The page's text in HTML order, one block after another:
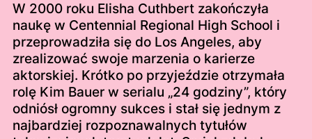
W 2000 roku Elisha Cuthbert zakończyła
naukę w Centennial Regional High School i
przeprowadziła się do Los Angeles, aby
zrealizować swoje marzenia o karierze
aktorskiej. Krótko po przyjeździe otrzymała
rolę Kim Bauer w serialu „24 godziny”, który
odniósł ogromny sukces i stał się jednym z
najbardziej rozpoznawalnych tytułów